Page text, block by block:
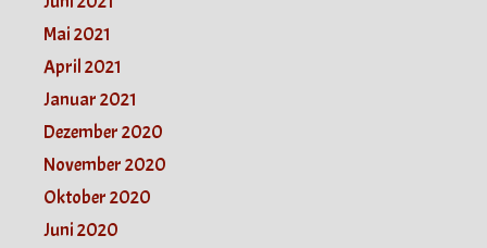
Mai 2021
April 2021
Januar 2021
Dezember 2020
November 2020
Oktober 2020
Juni 2020